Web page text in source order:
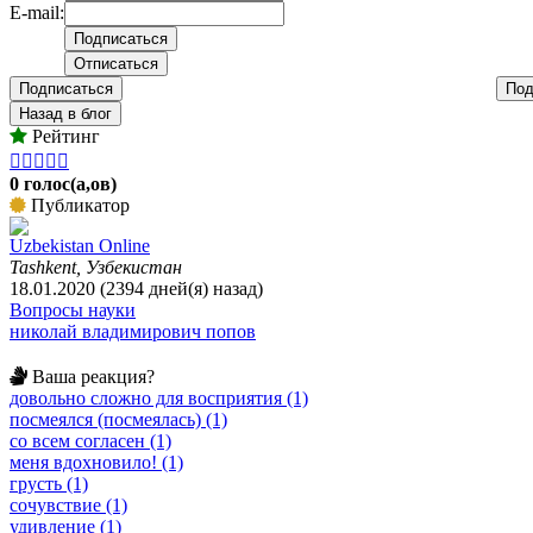
E-mail:
Подписаться
Назад в блог
Рейтинг
    
0 голос(а,ов)
Публикатор
Uzbekistan Online
Tashkent, Узбекистан
18.01.2020 (2394 дней(я) назад)
Вопросы науки
николай владимирович попов
Ваша реакция?
довольно сложно для восприятия (1)
посмеялся (посмеялась) (1)
со всем согласен (1)
меня вдохновило! (1)
грусть (1)
сочувствие (1)
удивление (1)